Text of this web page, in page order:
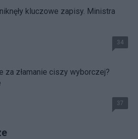
kluczowe zapisy. Ministra
34
za złamanie ciszy wyborczej?
37